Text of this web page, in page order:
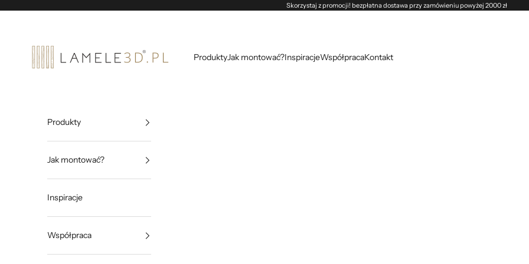
Skorzystaj z promocji! bezpłatna dostawa przy zamówieniu powyżej 2000 zł
ProduktyJak montować?InspiracjeWspółpracaKontakt
Produkty
Jak montować?
Inspiracje
Współpraca